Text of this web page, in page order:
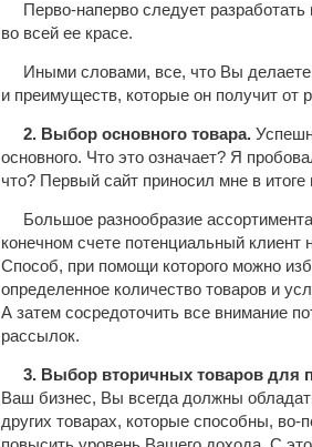
Перво-наперво следует
во всей ее красе.
Иными словами, все, что Вы
и преимуществ, которые он получит
2. Выбор основного товара.
основного. Что это означает? Я
что? Первый сайт приносил мне в
Большое разнообразие
конечном счете потенциальный клиент
Способ, при помощи которого можно
определенное количество товаров и
А затем сосредоточить все внимание
рассылок.
3. Выбор вторичных товаров для
Ваш бизнес, Вы всегда должны
других товарах, которые способны,